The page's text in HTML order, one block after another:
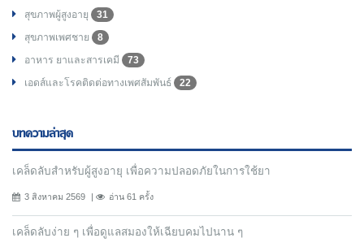
สุขภาพผู้สูงอายุ
31
สุขภาพเพศชาย
8
อาหาร ยาและสารเคมี
73
เอดส์และโรคติดต่อทางเพศสัมพันธ์
22
บทความล่าสุด
เคล็ดลับสำหรับผู้สูงอายุ เพื่อความปลอดภัยในการใช้ยา
3 สิงหาคม 2569 อ่าน 61 ครั้ง
เคล็ดลับง่าย ๆ เพื่อดูแลสมองให้เฉียบคมไปนาน ๆ